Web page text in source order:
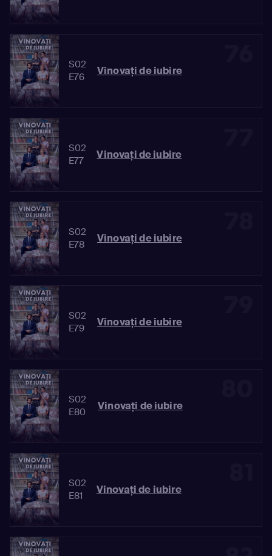
S02
E76
Vinovaţi de iubire
S02
E77
Vinovaţi de iubire
S02
E78
Vinovaţi de iubire
S02
E79
Vinovaţi de iubire
S02
E80
Vinovaţi de iubire
S02
E81
Vinovaţi de iubire